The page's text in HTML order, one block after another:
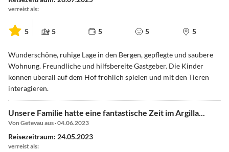
verreist als:
5 5 5 5 5
Wunderschöne, ruhige Lage in den Bergen, gepflegte und saubere
Wohnung. Freundliche und hilfsbereite Gastgeber. Die Kinder
können überall auf dem Hof fröhlich spielen und mit den Tieren
interagieren.
Unsere Familie hatte eine fantastische Zeit im Argilla...
Von Getevau aus · 04.06.2023
Reisezeitraum: 24.05.2023
verreist als: